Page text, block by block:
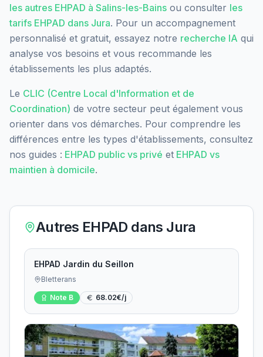
les autres EHPAD à Salins-les-Bains ou consulter les
tarifs EHPAD dans Jura. Pour un accompagnement
personnalisé et gratuit, essayez notre recherche IA qui
analyse vos besoins et vous recommande les
établissements les plus adaptés.
Le CLIC (Centre Local d'Information et de
Coordination) de votre secteur peut également vous
orienter dans vos démarches. Pour comprendre les
différences entre les types d'établissements, consultez
nos guides : EHPAD public vs privé et EHPAD vs
maintien à domicile.
Autres EHPAD dans Jura
EHPAD Jardin du Seillon
Bletterans
Note B 68.02€/j